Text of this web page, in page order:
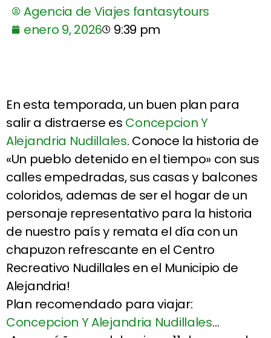
Agencia de Viajes fantasytours
enero 9, 2026
9:39 pm
En esta temporada, un buen plan para
salir a distraerse es Concepcion Y
Alejandria Nudillales. Conoce la historia de
«Un pueblo detenido en el tiempo» con sus
calles empedradas, sus casas y balcones
coloridos, ademas de ser el hogar de un
personaje representativo para la historia
de nuestro país y remata el día con un
chapuzon refrescante en el Centro
Recreativo Nudillales en el Municipio de
Alejandria!
Plan recomendado para viajar:
Concepcion Y Alejandria Nudillales…